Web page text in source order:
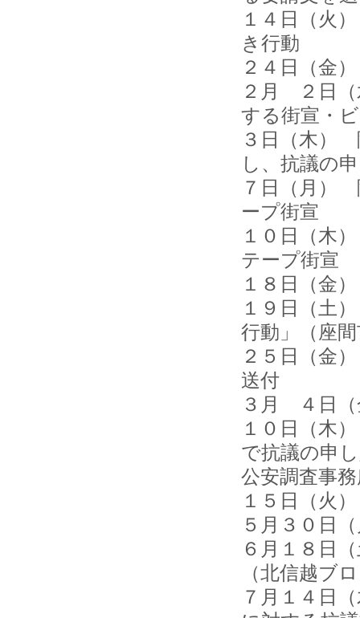
１４日（火
き行動
２４日（金
２月 ２日（
する街宣・
３日（木）
し、抗議の
７日（月）
ープ街宣
１０日（木
テープ街宣
１８日（金
１９日（土
行動」（座
２５日（金
送付
３月 ４日
１０日（木
で抗議の申
公安調査事
１５日（火
５月３０日
６月１８日
（北信越ブ
７月１４日